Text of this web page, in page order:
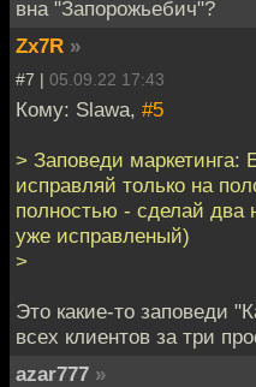
вна "Запорожьебич"?
Zx7R »
#7 | 05.09.22 17:43
Кому: Slawa, #5
> Заповеди маркетинга:
исправляй только на
полностью - сделай два
уже исправленый)
>
Это какие-то заповеди
всех клиентов за три
azar777 »